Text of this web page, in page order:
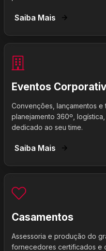
Saiba Mais
Eventos
Convenções, lançamentos e
planejamento 360º,
dedicado ao seu time.
Saiba Mais
Casamentos
Assessoria e produção do
fornecedores certificados e